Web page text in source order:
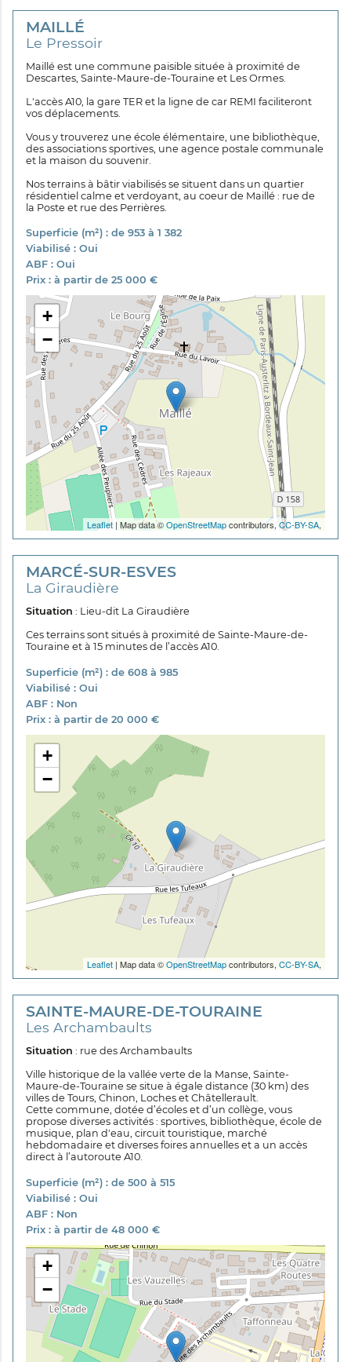
MAILLÉ
Le Pressoir
Maillé est une commune paisible située à proximité de
Descartes, Sainte-Maure-de-Touraine et Les Ormes.
L'accès A10, la gare TER et la ligne de car REMI faciliteront
vos déplacements.
Vous y trouverez une école élémentaire, une bibliothèque,
des associations sportives, une agence postale communale
et la maison du souvenir.
Nos terrains à bâtir viabilisés se situent dans un quartier
résidentiel calme et verdoyant, au coeur de Maillé : rue de
la Poste et rue des Perrières.
Superficie (m²) : de 953 à 1 382
Viabilisé : Oui
ABF : Oui
Prix : à partir de 25 000 €
+
−
Leaflet | Map data ©OpenStreetMapcontributors, CC-BY-SA,
MARCÉ-SUR-ESVES
La Giraudière
Situation : Lieu-dit La Giraudière
Ces terrains sont situés à proximité de Sainte-Maure-de-
Touraine et à 15 minutes de l’accès A10.
Superficie (m²) : de 608 à 985
Viabilisé : Oui
ABF : Non
Prix : à partir de 20 000 €
+
−
Leaflet | Map data ©OpenStreetMapcontributors, CC-BY-SA,
SAINTE-MAURE-DE-TOURAINE
Les Archambaults
Situation : rue des Archambaults
Ville historique de la vallée verte de la Manse, Sainte-
Maure-de-Touraine se situe à égale distance (30 km) des
villes de Tours, Chinon, Loches et Châtellerault.
Cette commune, dotée d’écoles et d’un collège, vous
propose diverses activités : sportives, bibliothèque, école de
musique, plan d'eau, circuit touristique, marché
hebdomadaire et diverses foires annuelles et a un accès
direct à l’autoroute A10.
Superficie (m²) : de 500 à 515
Viabilisé : Oui
ABF : Non
Prix : à partir de 48 000 €
+
−